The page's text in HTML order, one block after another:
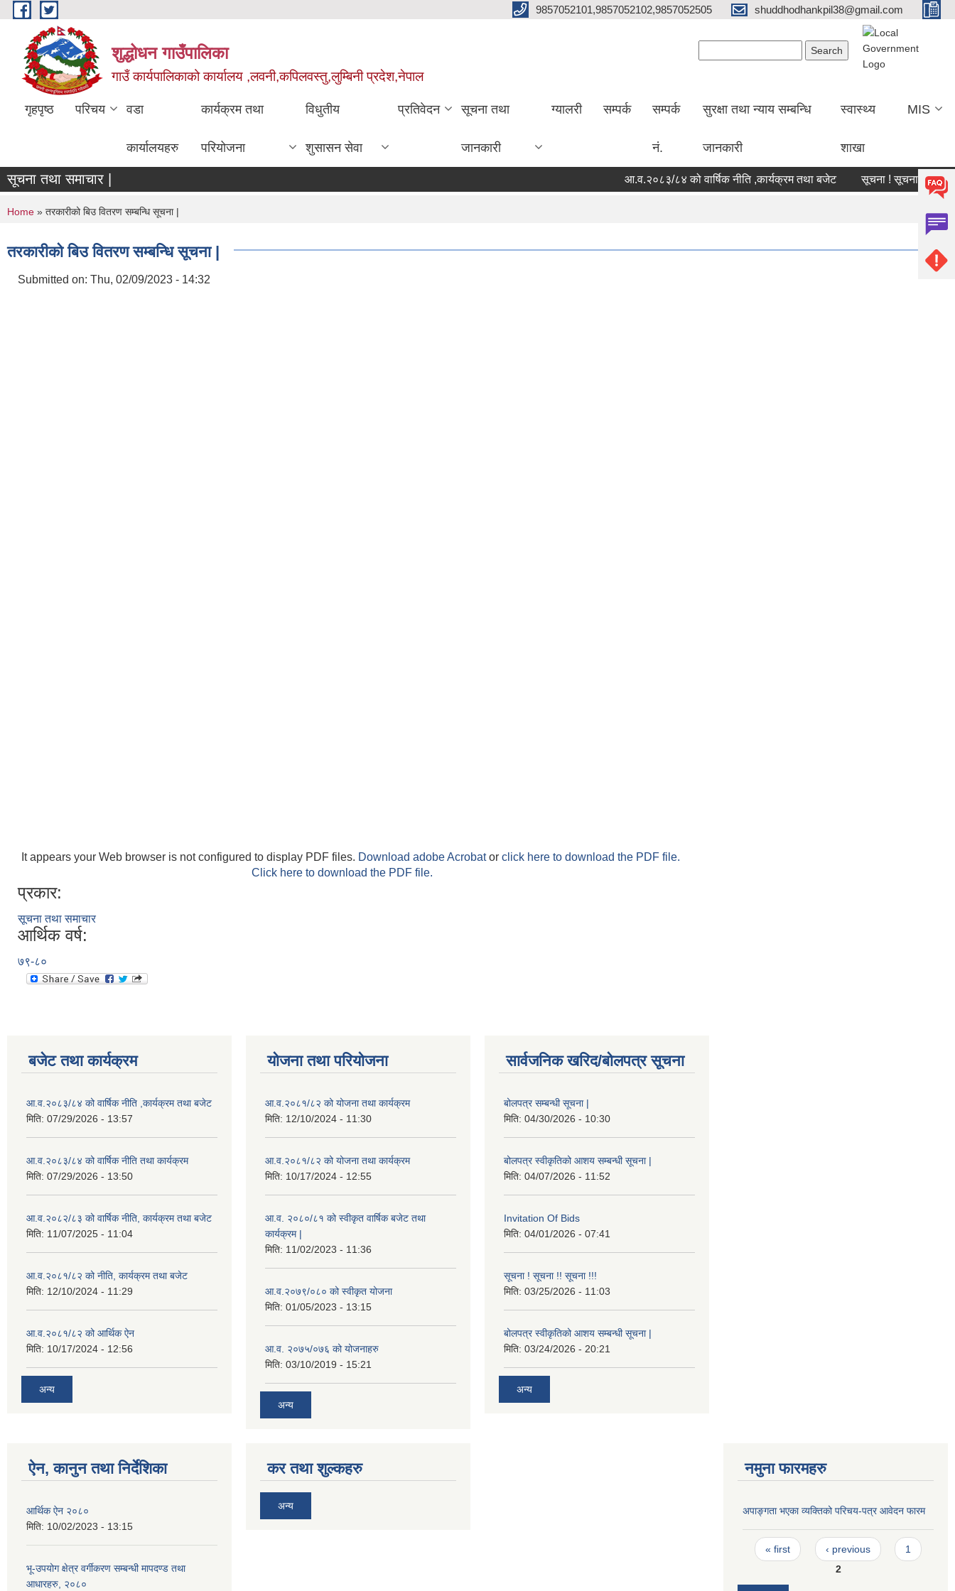
Skip to main content 9857052101,9857052102,9857052505 shuddhodhankpil38@gmail.com
शुद्धोधन गाउँपालिका
गाउँ कार्यपालिकाको कार्यालय ,लवनी,कपिलवस्तु,लुम्बिनी प्रदेश,नेपाल
गृहपृष्ठ परिचय वडा
कार्यालयहरु
कार्यक्रम तथा
परियोजना
विधुतीय
शुसासन सेवा
प्रतिवेदन सूचना तथा
जानकारी
ग्यालरी सम्पर्क सम्पर्क
नं.
सुरक्षा तथा न्याय सम्बन्धि
जानकारी
स्वास्थ्य
शाखा
MIS
सूचना तथा समाचार | आ.व.२०८३/८४ को वार्षिक नीति ,कार्यक्रम तथा बजेट सूचना ! सूचना !! सूचना !!!
You are here
Home » तरकारीको बिउ वितरण सम्बन्धि सूचना |
तरकारीको बिउ वितरण सम्बन्धि सूचना |
Submitted on: Thu, 02/09/2023 - 14:32
It appears your Web browser is not configured to display PDF files. Download adobe Acrobator click here to download the PDF file.
Click here to download the PDF file.
प्रकार:
सूचना तथा समाचार
आर्थिक वर्ष:
७९-८०
बजेट तथा कार्यक्रम
आ.व.२०८३/८४ को वार्षिक नीति ,कार्यक्रम तथा बजेट
मिति: 07/29/2026 - 13:57
आ.व.२०८३/८४ को वार्षिक नीति तथा कार्यक्रम
मिति: 07/29/2026 - 13:50
आ.व.२०८२/८३ को वार्षिक नीति, कार्यक्रम तथा बजेट
मिति: 11/07/2025 - 11:04
आ.व.२०८१/८२ को नीति, कार्यक्रम तथा बजेट
मिति: 12/10/2024 - 11:29
आ.व.२०८१/८२ को आर्थिक ऐन
मिति: 10/17/2024 - 12:56
अन्य
योजना तथा परियोजना
आ.व.२०८१/८२ को योजना तथा कार्यक्रम
मिति: 12/10/2024 - 11:30
आ.व.२०८१/८२ को योजना तथा कार्यक्रम
मिति: 10/17/2024 - 12:55
आ.व. २०८०/८१ को स्वीकृत वार्षिक बजेट तथा
कार्यक्रम |
मिति: 11/02/2023 - 11:36
आ.व.२०७९/०८० को स्वीकृत योजना
मिति: 01/05/2023 - 13:15
आ.व. २०७५/०७६ को योजनाहरु
मिति: 03/10/2019 - 15:21
अन्य
सार्वजनिक खरिद/बोलपत्र सूचना
बोलपत्र सम्बन्धी सूचना |
मिति: 04/30/2026 - 10:30
बोलपत्र स्वीकृतिको आशय सम्बन्धी सूचना |
मिति: 04/07/2026 - 11:52
Invitation Of Bids
मिति: 04/01/2026 - 07:41
सूचना ! सूचना !! सूचना !!!
मिति: 03/25/2026 - 11:03
बोलपत्र स्वीकृतिको आशय सम्बन्धी सूचना |
मिति: 03/24/2026 - 20:21
अन्य
ऐन, कानुन तथा निर्देशिका
आर्थिक ऐन २०८०
मिति: 10/02/2023 - 13:15
भू-उपयोग क्षेत्र वर्गीकरण सम्बन्धी मापदण्ड तथा
आधारहरु, २०८०
कर तथा शुल्कहरु
अन्य
नमुना फारमहरु
अपाङ्गता भएका व्यक्तिको परिचय-पत्र आवेदन फारम
Pages
« first ‹ previous
1
2